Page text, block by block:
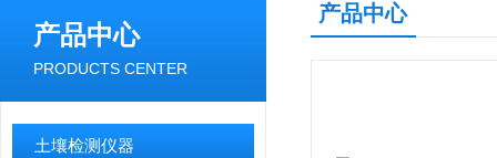
产品中心
PRODUCTS CENTER
土壤检测仪器
产品中心